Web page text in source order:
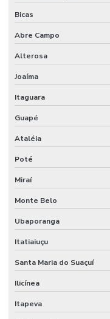
Bicas
Abre Campo
Alterosa
Joaíma
Itaguara
Guapé
Ataléia
Poté
Miraí
Monte Belo
Ubaporanga
Itatiaiuçu
Santa Maria do Suaçuí
Ilicínea
Itapeva